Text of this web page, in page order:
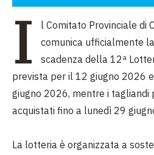
I
l Comitato Provinciale di
comunica ufficialmente
scadenza della 12ª
prevista per il 12 giugno 2026
giugno 2026, mentre i tagliandi
acquistati fino a lunedì 29
La lotteria è organizzata a